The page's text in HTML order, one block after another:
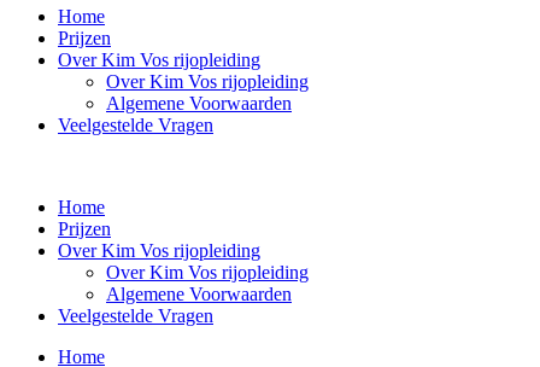
Home
Prijzen
Over Kim Vos rijopleiding
Over Kim Vos rijopleiding
Algemene Voorwaarden
Veelgestelde Vragen
Home
Prijzen
Over Kim Vos rijopleiding
Over Kim Vos rijopleiding
Algemene Voorwaarden
Veelgestelde Vragen
Home